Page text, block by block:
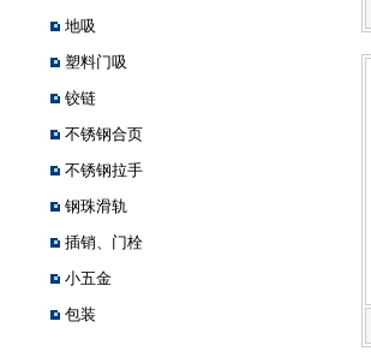
地吸
塑料门吸
铰链
不锈钢合页
不锈钢拉手
钢珠滑轨
插销、门栓
小五金
包装